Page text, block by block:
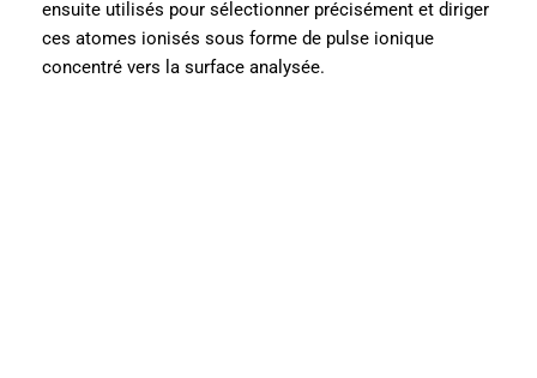
ensuite utilisés pour sélectionner précisément et diriger
ces atomes ionisés sous forme de pulse ionique
concentré vers la surface analysée.